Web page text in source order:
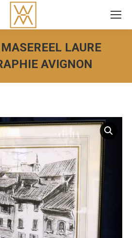
LAURE
AVIGNON
Vous êtes ici :